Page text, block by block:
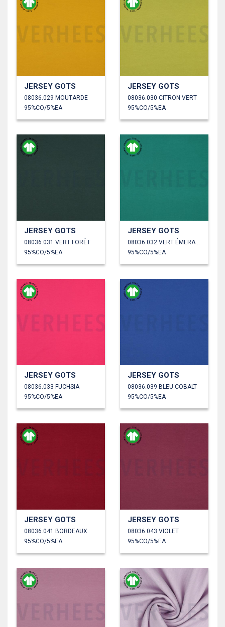
JERSEY GOTS
08036.029 MOUTARDE
95%CO/5%EA
JERSEY GOTS
08036.030 CITRON VERT
95%CO/5%EA
JERSEY GOTS
08036.031 VERT FORÊT
95%CO/5%EA
JERSEY GOTS
95%CO/5%EA
JERSEY GOTS
08036.033 FUCHSIA
95%CO/5%EA
JERSEY GOTS
08036.039 BLEU COBALT
95%CO/5%EA
JERSEY GOTS
08036.041 BORDEAUX
95%CO/5%EA
JERSEY GOTS
08036.043 VIOLET
95%CO/5%EA